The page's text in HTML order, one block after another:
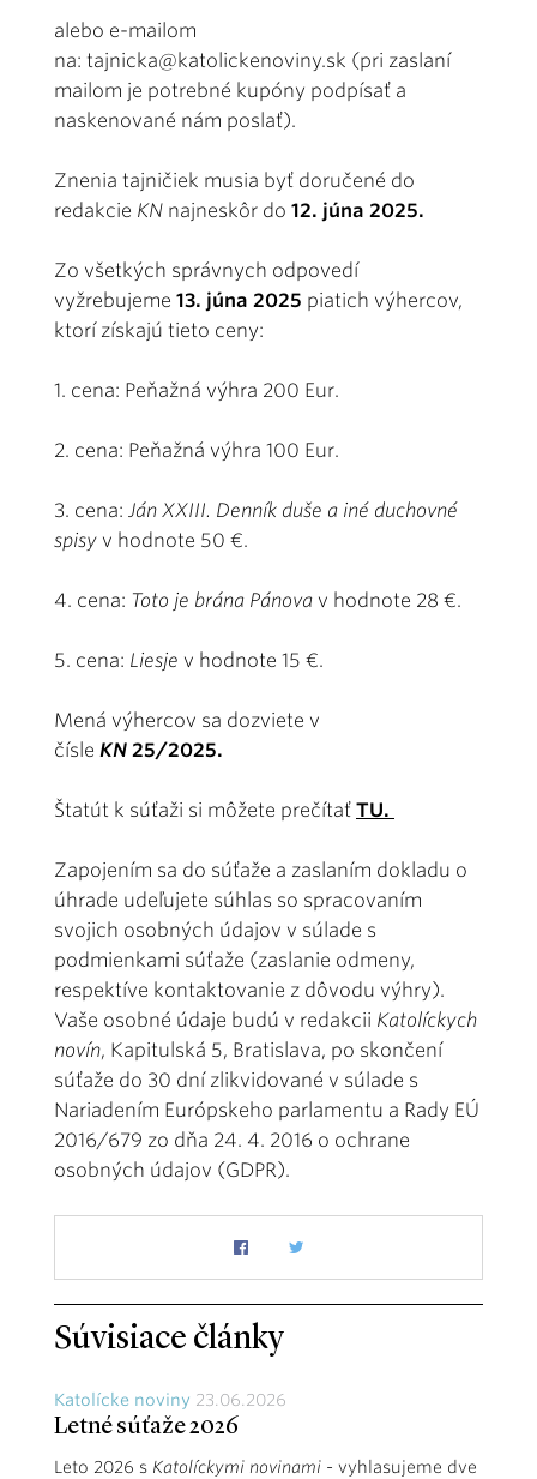
alebo e-mailom
na: tajnicka@katolickenoviny.sk (pri zaslaní
mailom je potrebné kupóny podpísať a
naskenované nám poslať).
Znenia tajničiek musia byť doručené do
redakcie KN najneskôr do 12. júna 2025.
Zo všetkých správnych odpovedí
vyžrebujeme 13. júna 2025 piatich výhercov,
ktorí získajú tieto ceny:
1. cena: Peňažná výhra 200 Eur.
2. cena: Peňažná výhra 100 Eur.
3. cena: Ján XXIII. Denník duše a iné duchovné
spisy v hodnote 50 €.
4. cena: Toto je brána Pánova v hodnote 28 €.
5. cena: Liesje v hodnote 15 €.
Mená výhercov sa dozviete v
čísle KN 25/2025.
Štatút k súťaži si môžete prečítať TU.
Zapojením sa do súťaže a zaslaním dokladu o
úhrade udeľujete súhlas so spracovaním
svojich osobných údajov v súlade s
podmienkami súťaže (zaslanie odmeny,
respektíve kontaktovanie z dôvodu výhry).
Vaše osobné údaje budú v redakcii Katolíckych
novín, Kapitulská 5, Bratislava, po skončení
súťaže do 30 dní zlikvidované v súlade s
Nariadením Európskeho parlamentu a Rady EÚ
2016/679 zo dňa 24. 4. 2016 o ochrane
osobných údajov (GDPR).
Súvisiace články
Katolícke noviny 23.06.2026
Letné súťaže 2026
Leto 2026 s Katolíckymi novinami - vyhlasujeme dve